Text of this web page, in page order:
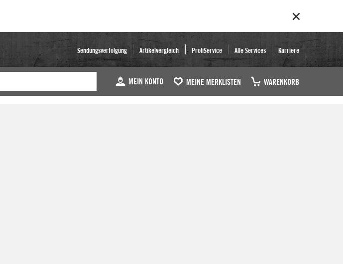
Sendungsverfolgung Artikelvergleich ProfiService Alle Services Karriere
MEIN KONTO MEINE MERKLISTEN WARENKORB